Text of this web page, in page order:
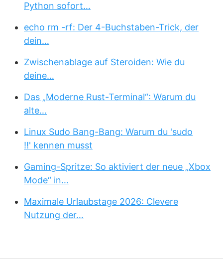
Python sofort…
echo rm -rf: Der 4-Buchstaben-Trick, der
dein…
Zwischenablage auf Steroiden: Wie du
deine…
Das „Moderne Rust-Terminal“: Warum du
alte…
Linux Sudo Bang-Bang: Warum du 'sudo
!!' kennen musst
Gaming-Spritze: So aktiviert der neue „Xbox
Mode“ in…
Maximale Urlaubstage 2026: Clevere
Nutzung der…